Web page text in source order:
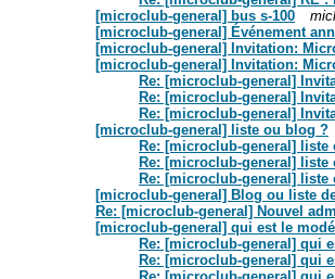
[microclub-general] bus s-100
[microclub-general] Événement
[microclub-general] Invitation:
[microclub-general] Invitation:
Re: [microclub-general]
Re: [microclub-general]
Re: [microclub-general]
[microclub-general] liste ou blog ?
Re: [microclub-general] liste
Re: [microclub-general] liste
Re: [microclub-general] liste
[microclub-general] Blog ou liste
Re: [microclub-general] Nouvel
[microclub-general] qui est le
Re: [microclub-general] qui
Re: [microclub-general] qui